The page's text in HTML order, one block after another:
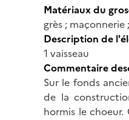
Matériaux du
grès ;
Description de
1 vaisseau
Commentaire
Sur le fonds
de la
hormis le